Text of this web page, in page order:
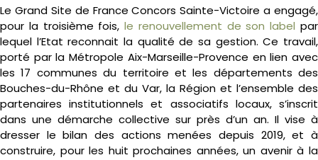
Le Grand Site de France Concors Sainte-Victoire a engagé,
pour la troisième fois,le renouvellement de son label par
lequel l’Etat reconnait la qualité de sa gestion. Ce travail,
porté par la Métropole Aix-Marseille-Provence en lien avec
les 17 communes du territoire et les départements des
Bouches-du-Rhône et du Var, la Région et l’ensemble des
partenaires institutionnels et associatifs locaux, s’inscrit
dans une démarche collective sur près d’un an. Il vise à
dresser le bilan des actions menées depuis 2019, et à
construire, pour les huit prochaines années, un avenir à la